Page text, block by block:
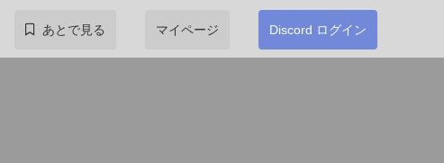
あとで見る マイページ Discord ログイン